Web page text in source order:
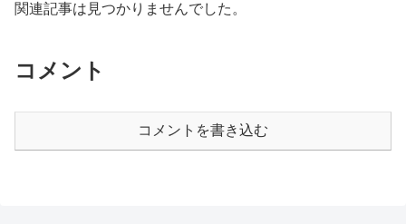
関連記事は見つかりませんでした。
コメント
コメントを書き込む